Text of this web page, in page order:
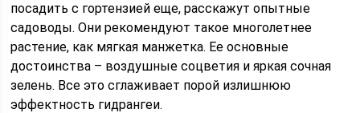
посадить с гортензией еще, расскажут опытные
садоводы. Они рекомендуют такое многолетнее
растение, как мягкая манжетка. Ее основные
достоинства – воздушные соцветия и яркая сочная
зелень. Все это сглаживает порой излишнюю
эффектность гидрангеи.